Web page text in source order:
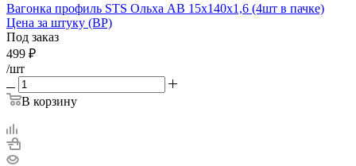
Вагонка профиль STS Ольха АB 15x140x1,6 (4шт в пачке)
Цена за штуку (ВР)
Под заказ
499 ₽
/шт
В корзину